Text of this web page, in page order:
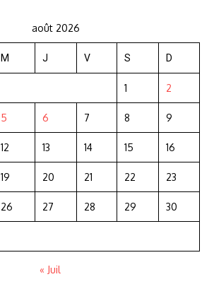
août 2026
M J V S D
1 2
5 6 7 8 9
12 13 14 15 16
19 20 21 22 23
26 27 28 29 30
« Juil